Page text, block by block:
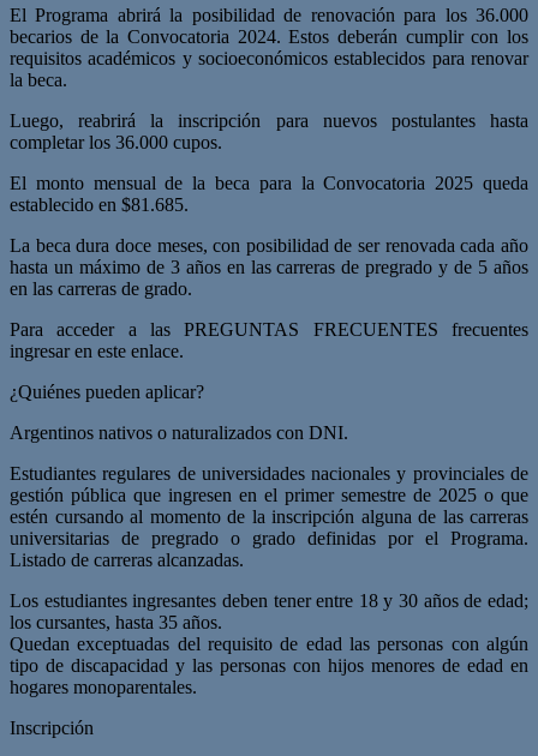
El Programa abrirá la posibilidad de renovación para los 36.000
becarios de la Convocatoria 2024. Estos deberán cumplir con los
requisitos académicos y socioeconómicos establecidos para renovar
la beca.
Luego, reabrirá la inscripción para nuevos postulantes hasta
completar los 36.000 cupos.
El monto mensual de la beca para la Convocatoria 2025 queda
establecido en $81.685.
La beca dura doce meses, con posibilidad de ser renovada cada año
hasta un máximo de 3 años en las carreras de pregrado y de 5 años
en las carreras de grado.
Para acceder a las PREGUNTAS FRECUENTES frecuentes
ingresar en este enlace.
¿Quiénes pueden aplicar?
Argentinos nativos o naturalizados con DNI.
Estudiantes regulares de universidades nacionales y provinciales de
gestión pública que ingresen en el primer semestre de 2025 o que
estén cursando al momento de la inscripción alguna de las carreras
universitarias de pregrado o grado definidas por el Programa.
Listado de carreras alcanzadas.
Los estudiantes ingresantes deben tener entre 18 y 30 años de edad;
los cursantes, hasta 35 años.
Quedan exceptuadas del requisito de edad las personas con algún
tipo de discapacidad y las personas con hijos menores de edad en
hogares monoparentales.
Inscripción